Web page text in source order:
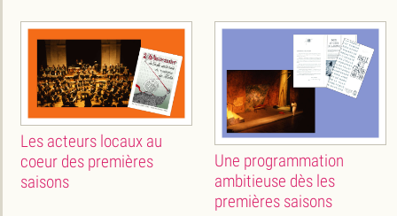
Les acteurs locaux au
coeur des premières
saisons
Une programmation
ambitieuse dès les
premières saisons